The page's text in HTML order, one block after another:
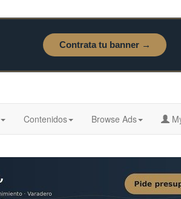
Contenidos Browse Ads